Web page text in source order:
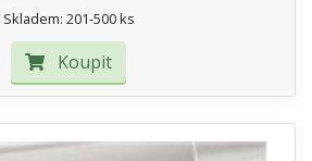
Skladem: 201-500 ks
Koupit